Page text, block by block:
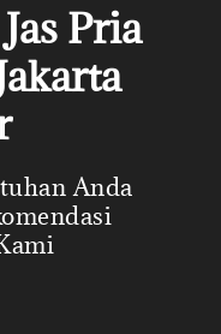
Pria
Anda